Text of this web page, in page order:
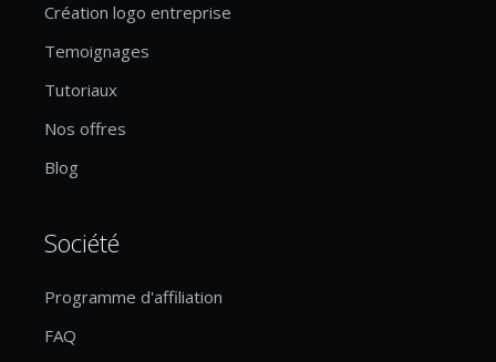
Création logo entreprise
Temoignages
Tutoriaux
Nos offres
Blog
Société
Programme d'affiliation
FAQ